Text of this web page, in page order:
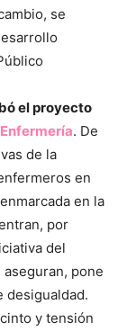
se
el proyecto
. De
de la
en
en la
por
del
pone
desigualdad.
y tensión